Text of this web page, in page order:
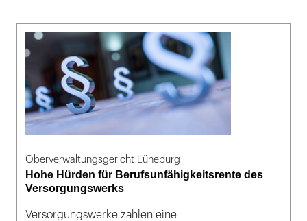
Oberverwaltungsgericht Lüneburg
Hohe Hürden für Berufsunfähigkeitsrente des
Versorgungswerks
Versorgungswerke zahlen eine